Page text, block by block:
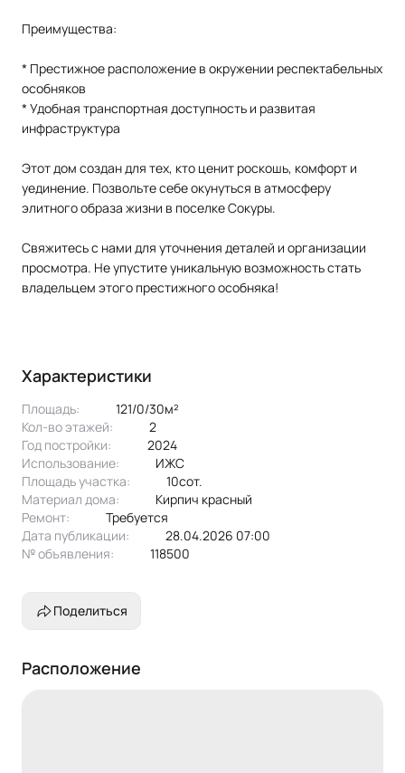
Преимущества:
* Престижное расположение в окружении респектабельных
особняков
* Удобная транспортная доступность и развитая
инфраструктура
Этот дом создан для тех, кто ценит роскошь, комфорт и
уединение. Позвольте себе окунуться в атмосферу
элитного образа жизни в поселке Сокуры.
Свяжитесь с нами для уточнения деталей и организации
просмотра. Не упустите уникальную возможность стать
владельцем этого престижного особняка!
Характеристики
Площадь:
121/0/30м²
Кол-во этажей:
2
Год постройки:
2024
Использование:
ИЖС
Площадь участка:
10сот.
Материал дома:
кирпич красный
Ремонт:
Требуется
Дата публикации:
28.04.2026 07:00
№ объявления:
118500
Поделиться
Расположение